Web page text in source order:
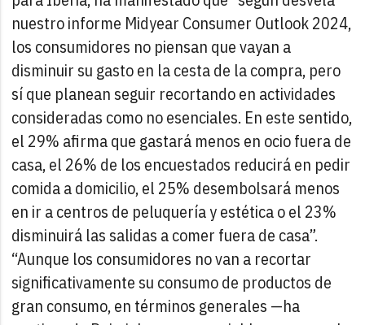
nuestro informe Midyear Consumer Outlook 2024,
los consumidores no piensan que vayan a
disminuir su gasto en la cesta de la compra, pero
sí que planean seguir recortando en actividades
consideradas como no esenciales. En este sentido,
el 29% afirma que gastará menos en ocio fuera de
casa, el 26% de los encuestados reducirá en pedir
comida a domicilio, el 25% desembolsará menos
en ir a centros de peluquería y estética o el 23%
disminuirá las salidas a comer fuera de casa”.
“Aunque los consumidores no van a recortar
significativamente su consumo de productos de
gran consumo, en términos generales —ha